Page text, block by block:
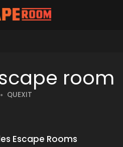
room
QUEXIT
Escape Rooms